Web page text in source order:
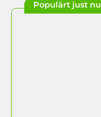
Populärt just nu